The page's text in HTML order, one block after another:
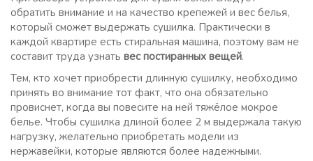
обратить внимание и на качество крепежей и вес белья,
который сможет выдержать сушилка. Практически в
каждой квартире есть стиральная машина, поэтому вам не
составит труда узнать вес постиранных вещей.
Тем, кто хочет приобрести длинную сушилку, необходимо
принять во внимание тот факт, что она обязательно
провиснет, когда вы повесите на ней тяжёлое мокрое
белье. Чтобы сушилка длиной более 2 м выдержала такую
нагрузку, желательно приобретать модели из
нержавейки, которые являются более надежными.